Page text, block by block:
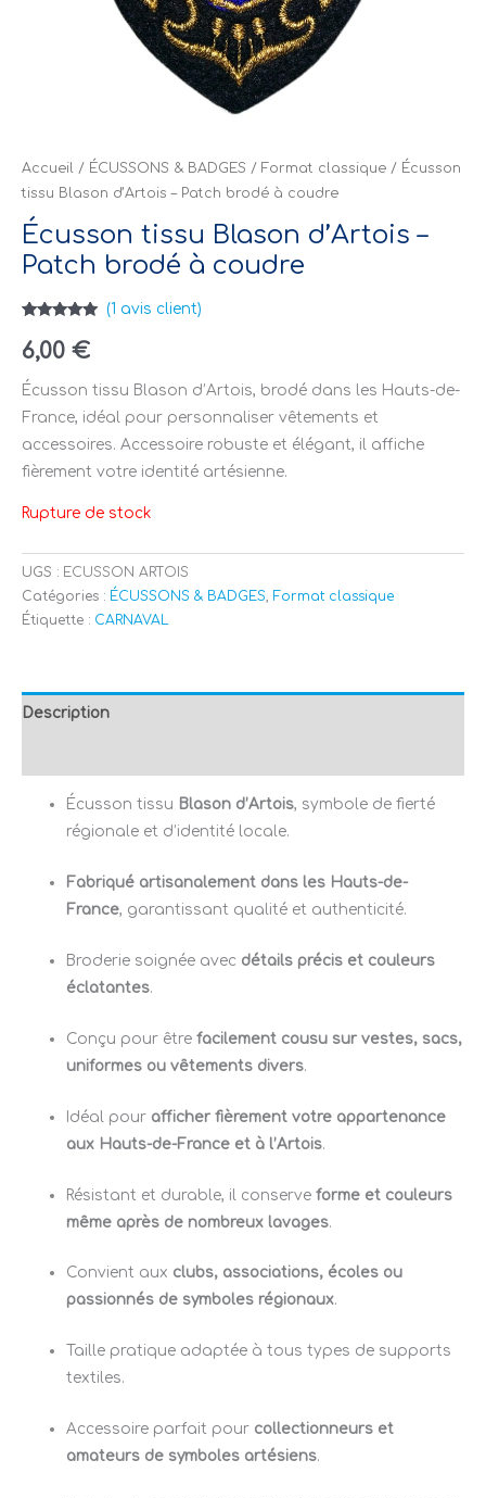
Accueil / ÉCUSSONS & BADGES / Format classique / Écusson
tissu Blason d’Artois – Patch brodé à coudre
Écusson tissu Blason d’Artois –
Patch brodé à coudre
sur 5
basé sur
client
(1 avis client)
6,00 €
Écusson tissu Blason d’Artois, brodé dans les Hauts-de-
France, idéal pour personnaliser vêtements et
accessoires. Accessoire robuste et élégant, il affiche
fièrement votre identité artésienne.
Rupture de stock
UGS : ECUSSON ARTOIS
Catégories : ÉCUSSONS & BADGES, Format classique
Étiquette : CARNAVAL
Description
Écusson tissu Blason d’Artois, symbole de fierté
régionale et d’identité locale.
Fabriqué artisanalement dans les Hauts-de-
France, garantissant qualité et authenticité.
Broderie soignée avec détails précis et couleurs
éclatantes.
Conçu pour êtrefacilement cousu sur vestes, sacs,
uniformes ou vêtements divers.
Idéal pour afficher fièrement votre appartenance
aux Hauts-de-France et à l’Artois.
Résistant et durable, il conserveforme et couleurs
même après de nombreux lavages.
Convient aux clubs, associations, écoles ou
passionnés de symboles régionaux.
Taille pratique adaptée à tous types de supports
textiles.
Accessoire parfait pour collectionneurs et
amateurs de symboles artésiens.